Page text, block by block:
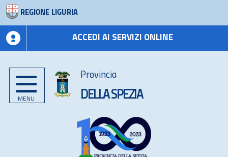
REGIONE LIGURIA
ACCEDI AI SERVIZI ONLINE
MENU
Provincia
DELLA SPEZIA